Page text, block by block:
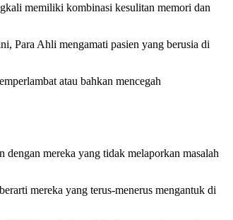
memiliki kombinasi kesulitan memori dan
Para Ahli mengamati pasien yang berusia di
atau bahkan mencegah
mereka yang tidak melaporkan masalah
mereka yang terus-menerus mengantuk di